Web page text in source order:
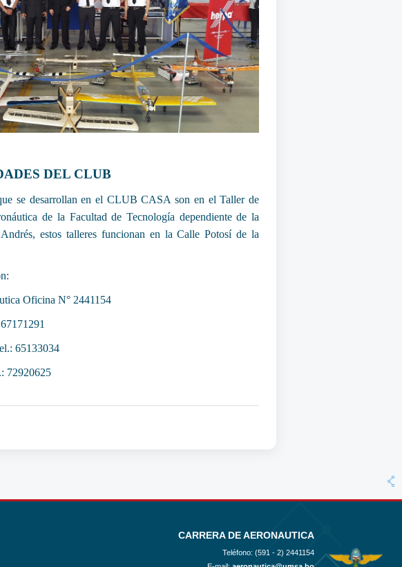
DEL CLUB
se desarrollan en el CLUB CASA son en el Taller de
de la Facultad de Tecnología dependiente de la
estos talleres funcionan en la Calle Potosí de la
Oficina N° 2441154
65133034
72920625
CARRERA DE AERONAUTICA
Teléfono: (591 - 2) 2441154